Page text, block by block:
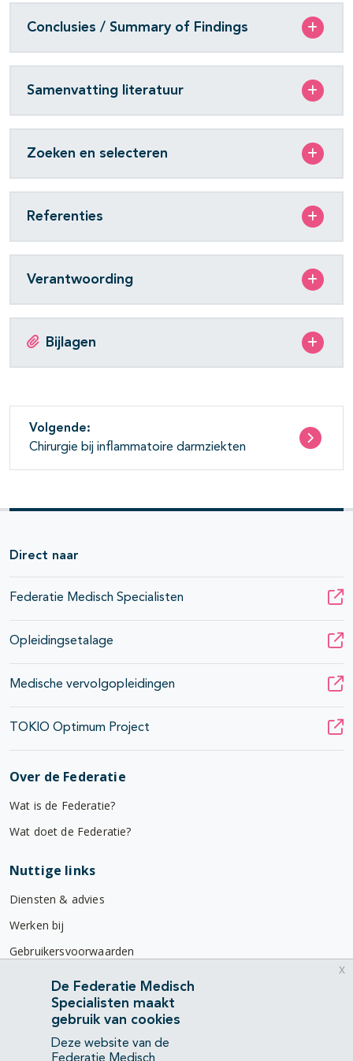
Conclusies / Summary of Findings
Samenvatting literatuur
Zoeken en selecteren
Referenties
Verantwoording
Bijlagen
Volgende:
Chirurgie bij inflammatoire darmziekten
Direct naar
Federatie Medisch Specialisten
Opleidingsetalage
Medische vervolgopleidingen
TOKIO Optimum Project
Over de Federatie
Wat is de Federatie?
Wat doet de Federatie?
Nuttige links
Diensten & advies
Werken bij
Gebruikersvoorwaarden
Privacyverklaring
Contact
Mercatorlaan 1200
3528 BL Utrecht
De Federatie Medisch
Specialisten maakt
gebruik van cookies
Deze website van de
x